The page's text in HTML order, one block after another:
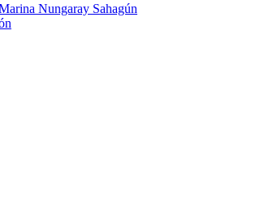
Nungaray Sahagún